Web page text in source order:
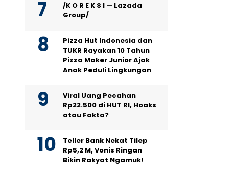
/K O R E K S I — Lazada
Group/
Pizza Hut Indonesia dan
TUKR Rayakan 10 Tahun
Pizza Maker Junior Ajak
Anak Peduli Lingkungan
Viral Uang Pecahan
Rp22.500 di HUT RI, Hoaks
atau Fakta?
Teller Bank Nekat Tilep
Rp5,2 M, Vonis Ringan
Bikin Rakyat Ngamuk!